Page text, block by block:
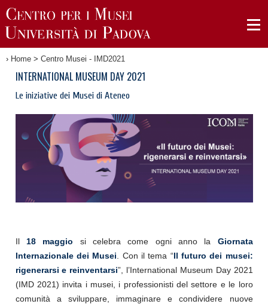
› Home > Centro Musei - IMD2021
INTERNATIONAL MUSEUM DAY 2021
Le iniziative dei Musei di Ateneo
Il 18 maggio si celebra come ogni anno la Giornata
Internazionale dei Musei . Con il tema “Il futuro dei musei:
rigenerarsi e reinventarsi”, l’International Museum Day 2021
(IMD 2021) invita i musei, i professionisti del settore e le loro
comunità a sviluppare, immaginare e condividere nuove